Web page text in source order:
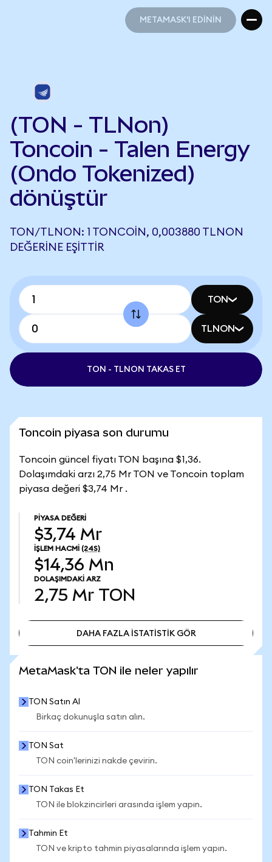
METAMASK'I EDİNİN
(TON - TLNon)
Toncoin - Talen Energy
(Ondo Tokenized)
dönüştür
TON/TLNON: 1 TONCOIN, 0,003880 TLNON
DEĞERINE EŞITTIR
TON
TLNON
TON - TLNON TAKAS ET
Toncoin piyasa son durumu
Toncoin güncel fiyatı TON başına $1,36.
Dolaşımdaki arzı 2,75 Mr TON ve Toncoin toplam
piyasa değeri $3,74 Mr .
PIYASA DEĞERI
$3,74 Mr
İŞLEM HACMI (24S)
$14,36 Mn
DOLAŞIMDAKI ARZ
2,75 Mr TON
DAHA FAZLA İSTATİSTİK GÖR
MetaMask'ta TON ile neler yapılır
TON Satın Al
Birkaç dokunuşla satın alın.
TON Sat
TON coin'lerinizi nakde çevirin.
TON Takas Et
TON ile blokzincirleri arasında işlem yapın.
Tahmin Et
TON ve kripto tahmin piyasalarında işlem yapın.